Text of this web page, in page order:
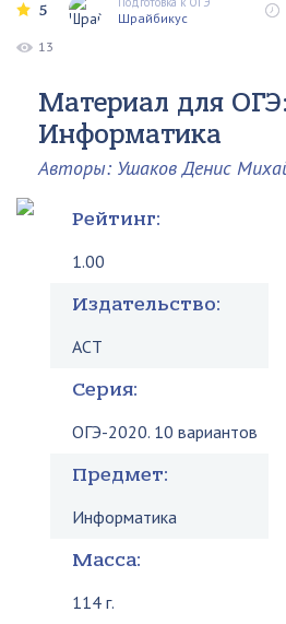
5 Шрайбикус
13
Материал для ОГЭ:
Информатика
Авторы: Ушаков Денис
Рейтинг:
1.00
Издательство:
АСТ
Серия:
ОГЭ-2020. 10 вариантов
Предмет:
Информатика
Масса:
114 г.